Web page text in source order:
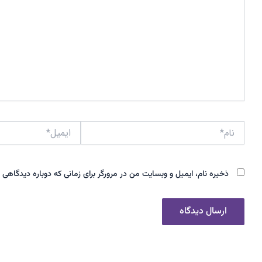
ایمیل*
ذخیره نام، ایمیل و وبسایت من در مرورگر برای زمانی که دوباره